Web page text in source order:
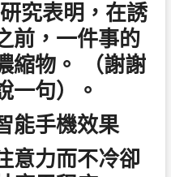
究表明，在誘
前，一件事的
縮物。 （謝謝​​
一句）。
能手機效果
意力而不冷卻